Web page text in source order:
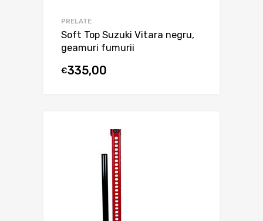
PRELATE
Soft Top Suzuki Vitara negru,
geamuri fumurii
€335,00